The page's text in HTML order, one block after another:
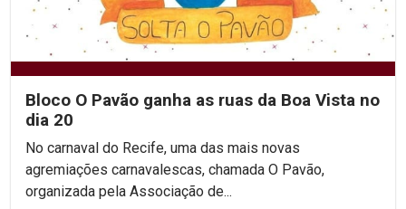
Bloco O Pavão ganha as ruas da Boa Vista no
dia 20
No carnaval do Recife, uma das mais novas
agremiações carnavalescas, chamada O Pavão,
organizada pela Associação de...